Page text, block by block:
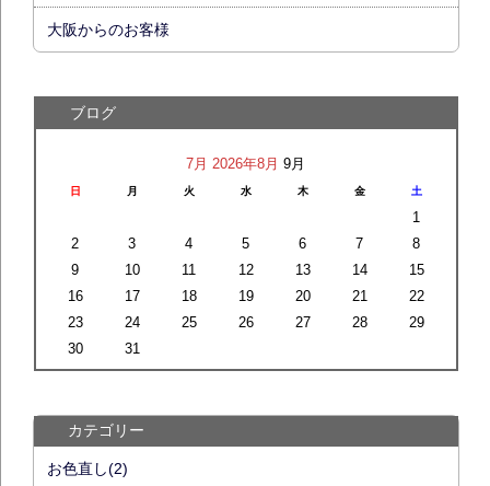
大阪からのお客様
ブログ
7月 2026年8月 9月
日 月 火 水 木 金 土
1
2
3 4 5 6 7
8
9
10 11 12 13 14
15
16
17 18 19 20 21
22
23
24 25 26 27 28
29
30
31
カテゴリー
お色直し(2)